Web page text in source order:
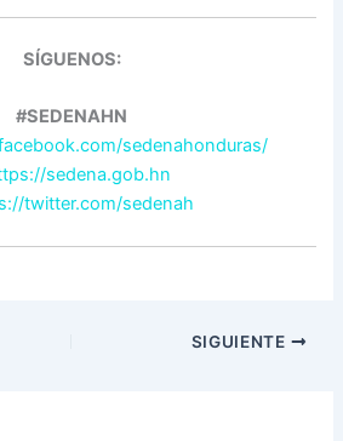
SÍGUENOS:
#SEDENAHN
sedenahonduras/
sedena.gob.hn
twitter.com/sedenah
SIGUIENTE